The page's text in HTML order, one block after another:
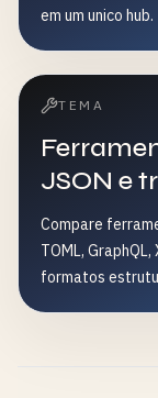
em um unico hub.
TEMA
JSON e
Compare
TOML,
formatos